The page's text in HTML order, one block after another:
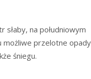
na południowym
możliwe przelotne opady
śniegu.